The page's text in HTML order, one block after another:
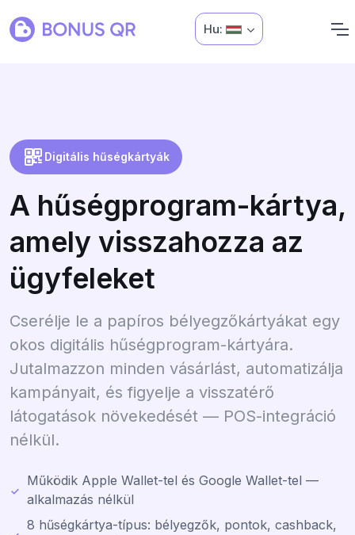
Hu:
Digitális hűségkártyák
A hűségprogram-kártya,
amely visszahozza az
ügyfeleket
Cserélje le a papíros bélyegzőkártyákat egy
okos digitális hűségprogram-kártyára.
Jutalmazzon minden vásárlást, automatizálja
kampányait, és figyelje a visszatérő
látogatások növekedését — POS-integráció
nélkül.
Működik Apple Wallet-tel és Google Wallet-tel —
alkalmazás nélkül
8 hűségkártya-típus: bélyegzők, pontok, cashback,